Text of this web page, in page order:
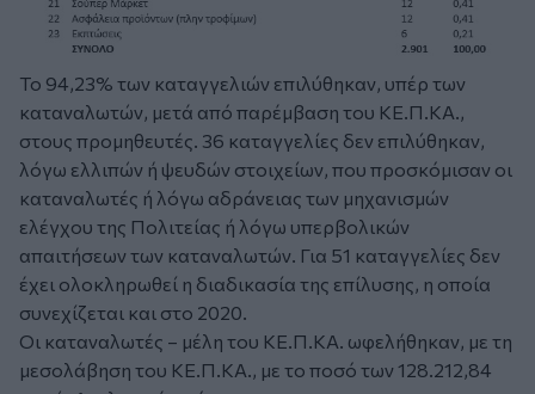
Το 94,23% των καταγγελιών επιλύθηκαν, υπέρ των
καταναλωτών, μετά από παρέμβαση του ΚΕ.Π.ΚΑ.,
στους προμηθευτές. 36 καταγγελίες δεν επιλύθηκαν,
λόγω ελλιπών ή ψευδών στοιχείων, που προσκόμισαν οι
καταναλωτές ή λόγω αδράνειας των μηχανισμών
ελέγχου της Πολιτείας ή λόγω υπερβολικών
απαιτήσεων των καταναλωτών. Για 51 καταγγελίες δεν
έχει ολοκληρωθεί η διαδικασία της επίλυσης, η οποία
συνεχίζεται και στο 2020.
Οι καταναλωτές – μέλη του ΚΕ.Π.ΚΑ. ωφελήθηκαν, με τη
μεσολάβηση του ΚΕ.Π.ΚΑ., με το ποσό των 128.212,84